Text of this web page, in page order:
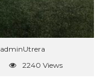
adminUtrera
2240 Views